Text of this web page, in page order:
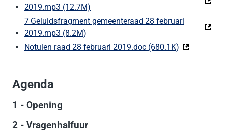
2019.mp3 (12.7M) (Deze link gaat naar een externe
7 Geluidsfragment gemeenteraad 28 februari
2019.mp3 (8.2M) (Deze link gaat naar een externe
Notulen raad 28 februari 2019.doc (680.1K) (Deze link
Agenda
1 - Opening
2 - Vragenhalfuur